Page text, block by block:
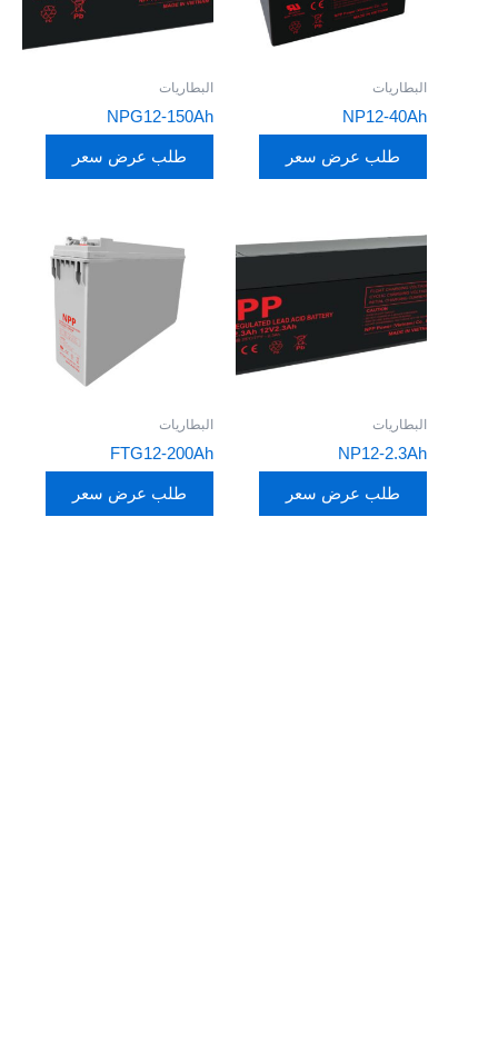
البطاريات
NP12-40Ah
طلب عرض سعر
البطاريات
NPG12-150Ah
طلب عرض سعر
البطاريات
NP12-2.3Ah
طلب عرض سعر
البطاريات
FTG12-200Ah
طلب عرض سعر